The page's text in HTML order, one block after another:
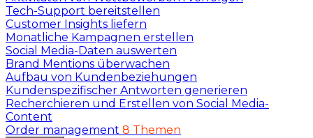
Tech-Support bereitstellen
Customer Insights liefern
Monatliche Kampagnen erstellen
Social Media-Daten auswerten
Brand Mentions überwachen
Aufbau von Kundenbeziehungen
Kundenspezifischer Antworten generieren
Recherchieren und Erstellen von Social Media-
Content
Order management 8 Themen